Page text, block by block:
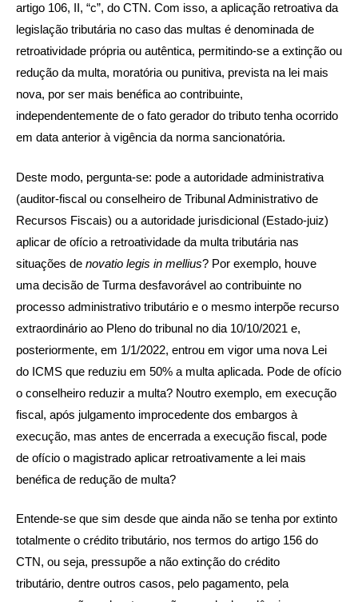
artigo 106, II, “c”, do CTN. Com isso, a aplicação retroativa da
legislação tributária no caso das multas é denominada de
retroatividade própria ou autêntica, permitindo-se a extinção ou
redução da multa, moratória ou punitiva, prevista na lei mais
nova, por ser mais benéfica ao contribuinte,
independentemente de o fato gerador do tributo tenha ocorrido
em data anterior à vigência da norma sancionatória.
Deste modo, pergunta-se: pode a autoridade administrativa
(auditor-fiscal ou conselheiro de Tribunal Administrativo de
Recursos Fiscais) ou a autoridade jurisdicional (Estado-juiz)
aplicar de ofício a retroatividade da multa tributária nas
situações de novatio legis in mellius? Por exemplo, houve
uma decisão de Turma desfavorável ao contribuinte no
processo administrativo tributário e o mesmo interpõe recurso
extraordinário ao Pleno do tribunal no dia 10/10/2021 e,
posteriormente, em 1/1/2022, entrou em vigor uma nova Lei
do ICMS que reduziu em 50% a multa aplicada. Pode de ofício
o conselheiro reduzir a multa? Noutro exemplo, em execução
fiscal, após julgamento improcedente dos embargos à
execução, mas antes de encerrada a execução fiscal, pode
de ofício o magistrado aplicar retroativamente a lei mais
benéfica de redução de multa?
Entende-se que sim desde que ainda não se tenha por extinto
totalmente o crédito tributário, nos termos do artigo 156 do
CTN, ou seja, pressupõe a não extinção do crédito
tributário, dentre outros casos, pelo pagamento, pela